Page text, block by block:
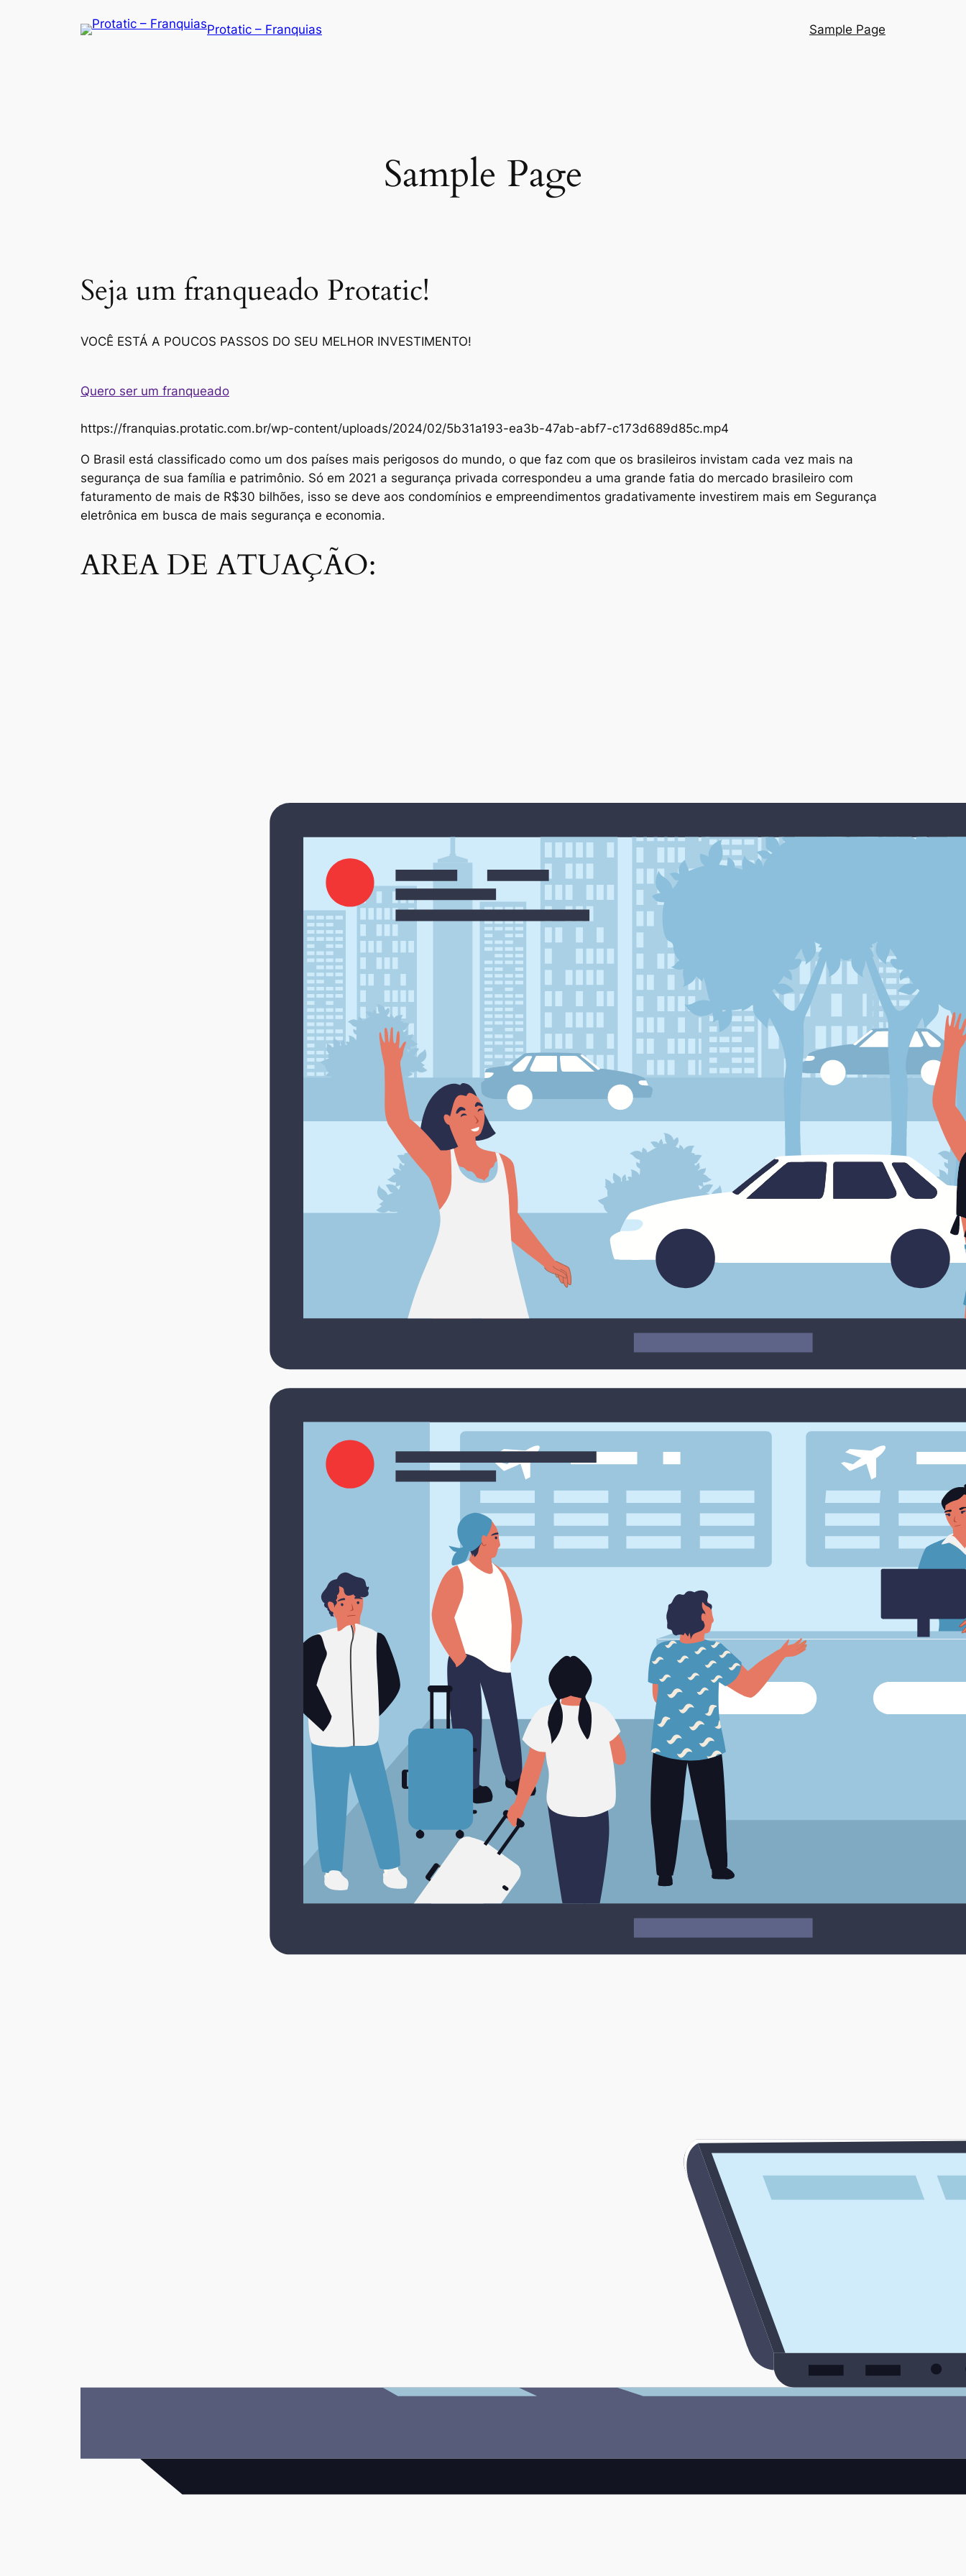
Protatic – Franquias Sample Page
Sample Page
Seja um franqueado Protatic!
VOCÊ ESTÁ A POUCOS PASSOS DO SEU MELHOR INVESTIMENTO!
Quero ser um franqueado
https://franquias.protatic.com.br/wp-content/uploads/2024/02/5b31a193-ea3b-47ab-abf7-c173d689d85c.mp4
O Brasil está classificado como um dos países mais perigosos do mundo, o que faz com que os brasileiros invistam cada vez mais na
segurança de sua família e patrimônio. Só em 2021 a segurança privada correspondeu a uma grande fatia do mercado brasileiro com
faturamento de mais de R$30 bilhões, isso se deve aos condomínios e empreendimentos gradativamente investirem mais em Segurança
eletrônica em busca de mais segurança e economia.
AREA DE ATUAÇÃO: